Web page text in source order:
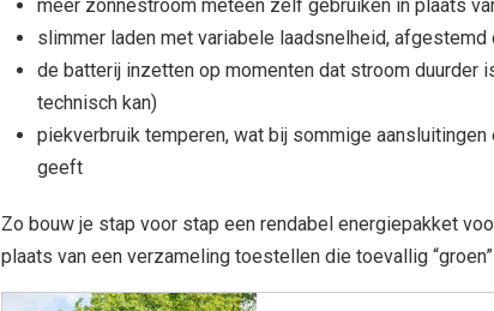
meer zonnestroom meteen zelf gebruiken in plaats
slimmer laden met variabele laadsnelheid, afgestemd
de batterij inzetten op momenten dat stroom duurder
technisch kan)
piekverbruik temperen, wat bij sommige
geeft
Zo bouw je stap voor stap een rendabel energiepakket
plaats van een verzameling toestellen die toevallig